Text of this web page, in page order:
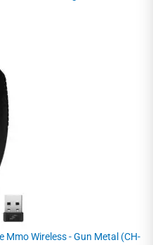
Mmo Wireless - Gun Metal (CH-